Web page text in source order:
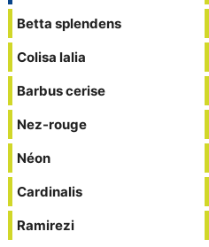
Betta splendens
Colisa lalia
Barbus cerise
Nez-rouge
Néon
Cardinalis
Ramirezi